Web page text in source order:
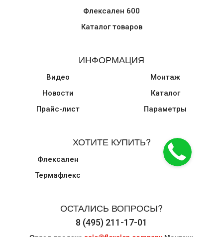
Флексален 600
Каталог товаров
ИНФОРМАЦИЯ
Видео
Новости
Прайс-лист
Монтаж
Каталог
Параметры
ХОТИТЕ КУПИТЬ?
Флексален
Термафлекс
ОСТАЛИСЬ ВОПРОСЫ?
8 (495) 211-17-01